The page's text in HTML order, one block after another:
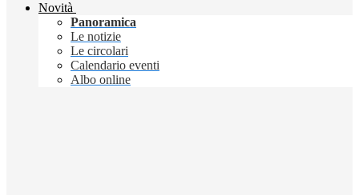
Novità
Panoramica
Le notizie
Le circolari
Calendario eventi
Albo online